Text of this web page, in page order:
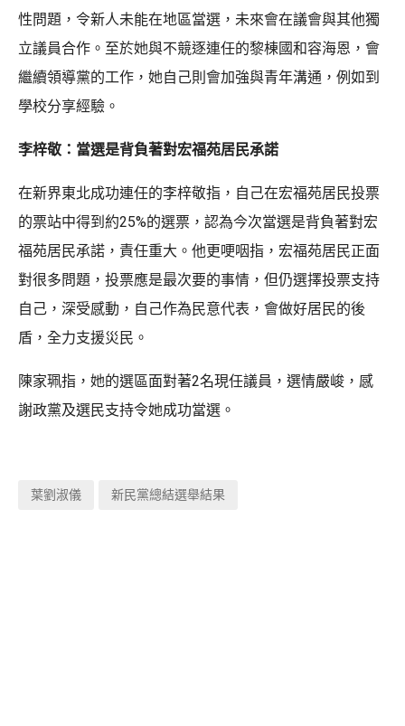
性問題，令新人未能在地區當選，未來會在議會與其他獨
立議員合作。至於她與不競逐連任的黎棟國和容海恩，會
繼續領導黨的工作，她自己則會加強與青年溝通，例如到
學校分享經驗。
李梓敬：當選是背負著對宏福苑居民承諾
在新界東北成功連任的李梓敬指，自己在宏福苑居民投票
的票站中得到約25%的選票，認為今次當選是背負著對宏
福苑居民承諾，責任重大。他更哽咽指，宏福苑居民正面
對很多問題，投票應是最次要的事情，但仍選擇投票支持
自己，深受感動，自己作為民意代表，會做好居民的後
盾，全力支援災民。
陳家珮指，她的選區面對著2名現任議員，選情嚴峻，感
謝政黨及選民支持令她成功當選。
葉劉淑儀 新民黨總結選舉結果